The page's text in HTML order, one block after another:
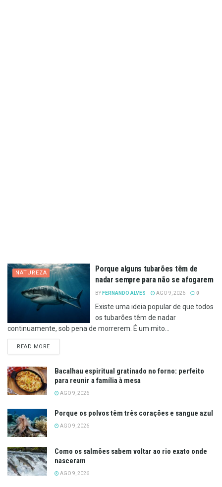
NATUREZA
Porque alguns tubarões têm de
nadar sempre para não se afogarem
BY FERNANDO ALVES AGO 9, 2026 0
Existe uma ideia popular de que todos
os tubarões têm de nadar
continuamente, sob pena de morrerem. É um mito...
READ MOREDETAILS
Bacalhau espiritual gratinado no forno: perfeito
para reunir a família à mesa
AGO 9, 2026
Porque os polvos têm três corações e sangue azul
AGO 9, 2026
Como os salmões sabem voltar ao rio exato onde
nasceram
AGO 9, 2026